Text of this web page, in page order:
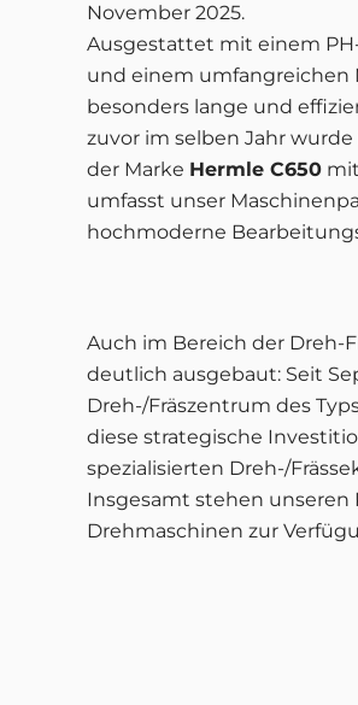
November 2025.
Ausgestattet mit einem
und einem umfangreichen
besonders lange und
zuvor im selben Jahr
der Marke Hermle C650
umfasst unser
hochmoderne
Auch im Bereich der Dreh-
deutlich ausgebaut: Seit
Dreh-/Fräszentrum des
diese strategische
spezialisierten Dreh-/
Insgesamt stehen
Drehmaschinen zur